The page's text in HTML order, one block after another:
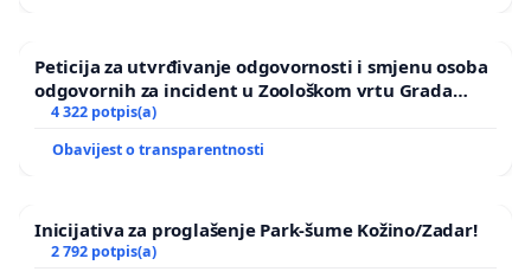
Peticija za utvrđivanje odgovornosti i smjenu osoba
odgovornih za incident u Zoološkom vrtu Grada
Zagreba
4 322 potpis(a)
Obavijest o transparentnosti
Inicijativa za proglašenje Park-šume Kožino/Zadar!
2 792 potpis(a)